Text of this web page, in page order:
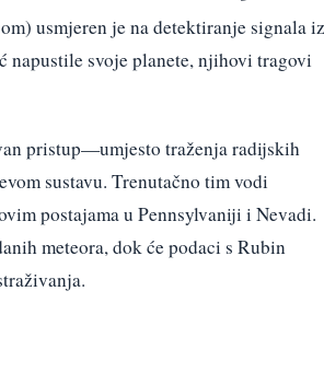
usmjeren je na detektiranje signala iz
napustile svoje planete, njihovi tragovi
pristup—umjesto traženja radijskih
sustavu. Trenutačno tim vodi
postajama u Pennsylvaniji i Nevadi.
meteora, dok će podaci s Rubin